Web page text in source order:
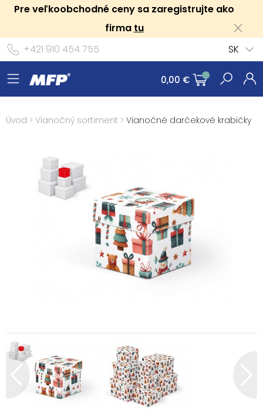
Pre veľkoobchodné ceny sa zaregistrujte ako
firma tu
+421 910 454 755
SK
0,00 €
Úvod > Vianočný sortiment > Vianočné darčekové krabičky